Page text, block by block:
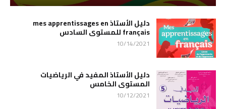
دليل الأستاذ mes apprentissages en
français للمستوى السادس
10/14/2021
دليل الأستاذ المفيد في الرياضيات
المستوى الخامس
10/12/2021